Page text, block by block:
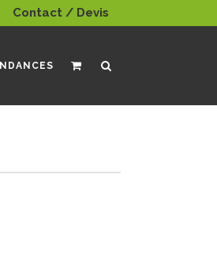
Contact / Devis